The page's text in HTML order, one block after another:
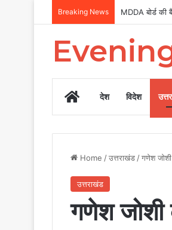
Breaking News Uttarakhand
Homeदेश विदेश
Home /उत्तराखंड /गणेश जोशी
उत्तराखंड
गणेश जोशी